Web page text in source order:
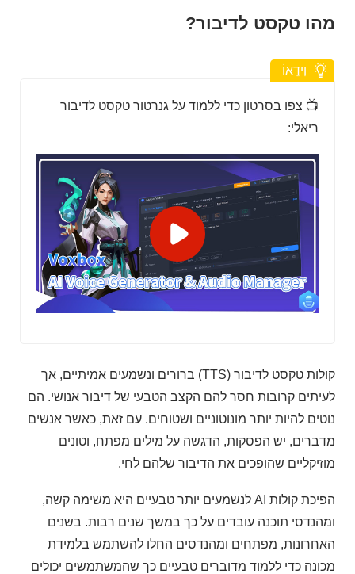
מהו טקסט לדיבור?
וִידֵאוֹ
📺 צפו בסרטון כדי ללמוד על גנרטור טקסט לדיבור
ריאלי:
קולות טקסט לדיבור (TTS) ברורים ונשמעים אמיתיים, אך
לעיתים קרובות חסר להם הקצב הטבעי של דיבור אנושי. הם
נוטים להיות יותר מונוטוניים ושטוחים. עם זאת, כאשר אנשים
מדברים, יש הפסקות, הדגשה על מילים מפתח, וטונים
מוזיקליים שהופכים את הדיבור שלהם לחי.
הפיכת קולות AI לנשמעים יותר טבעיים היא משימה קשה,
ומהנדסי תוכנה עובדים על כך במשך שנים רבות. בשנים
האחרונות, מפתחים ומהנדסים החלו להשתמש בלמידת
מכונה כדי ללמוד מדוברים טבעיים כך שהמשתמשים יכולים